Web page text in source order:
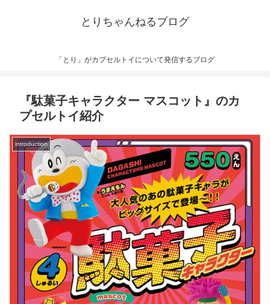
とりちゃんねるブログ
「とり」がカプセルトイについて発信するブログ
『駄菓子キャラクター マスコット』のカ
プセルトイ紹介
introduction